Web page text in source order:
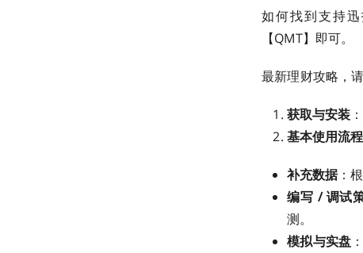
如何找到支持
【QMT】即可。
最新理财攻略，
获取与安装
基本使用流程
补充数据：
编写 / 调试
测。
模拟与实盘